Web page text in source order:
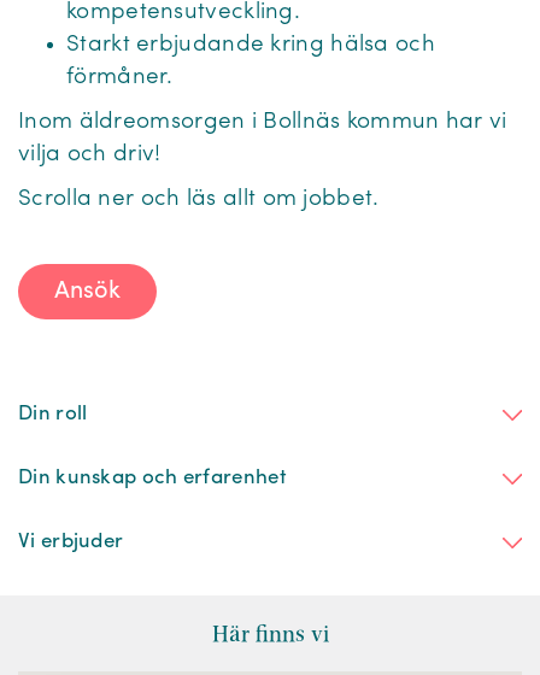
kompetensutveckling.
Starkt erbjudande kring hälsa och
förmåner.
Inom äldreomsorgen i Bollnäs kommun har vi
vilja och driv!
Scrolla ner och läs allt om jobbet.
Ansök
Din roll
Din kunskap och erfarenhet
Vi erbjuder
Här finns vi